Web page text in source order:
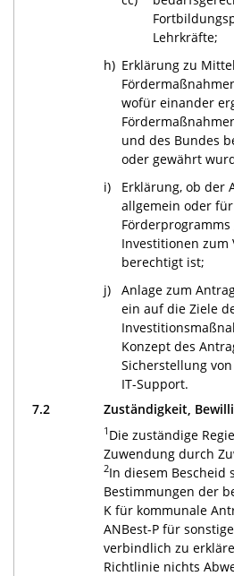
Lehrkräfte;
h) Erklärung zu
wofür einander
und des Bundes
oder gewährt
i)
Erklärung, ob der
allgemein oder
Investitionen zum
berechtigt ist;
j)
Anlage zum
ein auf die Ziele
Konzept des
Sicherstellung
IT-Support.
7.2
Zuständigkeit,
1 Die zuständige
Zuwendung durch
2In diesem Bescheid
Bestimmungen der
K für kommunale
ANBest-P für
verbindlich zu
Richtlinie nichts